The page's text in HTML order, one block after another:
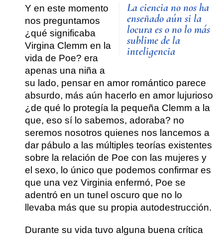
La ciencia no nos ha
enseñado aún si la
locura es o no lo más
sublime de la
inteligencia
Y en este momento
nos preguntamos
¿qué significaba
Virgina Clemm en la
vida de Poe? era
apenas una niña a
su lado, pensar en amor romántico parece
absurdo, más aún hacerlo en amor lujurioso
¿de qué lo protegía la pequeña Clemm a la
que, eso sí lo sabemos, adoraba? no
seremos nosotros quienes nos lancemos a
dar pábulo a las múltiples teorías existentes
sobre la relación de Poe con las mujeres y
el sexo, lo único que podemos confirmar es
que una vez Virginia enfermó, Poe se
adentró en un tunel oscuro que no lo
llevaba más que su propia autodestrucción.
Durante su vida tuvo alguna buena crítica